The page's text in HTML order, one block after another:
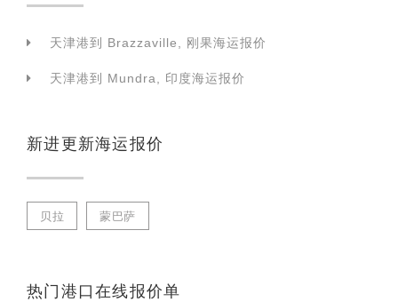
天津港到 Brazzaville, 刚果海运报价
天津港到 Mundra, 印度海运报价
新进更新海运报价
贝拉 蒙巴萨
热门港口在线报价单